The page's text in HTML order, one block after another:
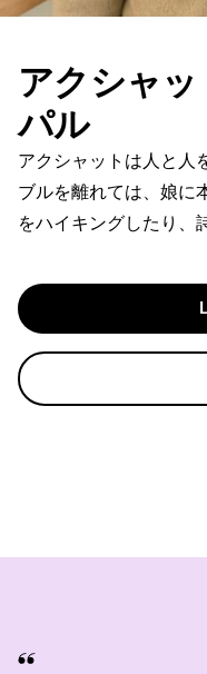
アクシャ
パル
アクシャットは人と人
ブルを離れては、娘に
をハイキングしたり、